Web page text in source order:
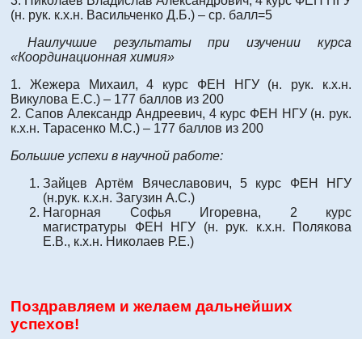
(н. рук. к.х.н. Васильченко Д.Б.) – ср. балл=5
Наилучшие результаты при изучении курса
«Координационная химия»
1. Жежера Михаил, 4 курс ФЕН НГУ (н. рук. к.х.н.
Викулова Е.С.) – 177 баллов из 200
2. Сапов Александр Андреевич, 4 курс ФЕН НГУ (н. рук.
к.х.н. Тарасенко М.С.) – 177 баллов из 200
Большие успехи в научной работе:
Зайцев Артём Вячеславович, 5 курс ФЕН НГУ
(н.рук. к.х.н. Загузин А.С.)
Нагорная Софья Игоревна, 2 курс
магистратуры ФЕН НГУ (н. рук. к.х.н. Полякова
Е.В., к.х.н. Николаев Р.Е.)
Поздравляем и желаем дальнейших
успехов!